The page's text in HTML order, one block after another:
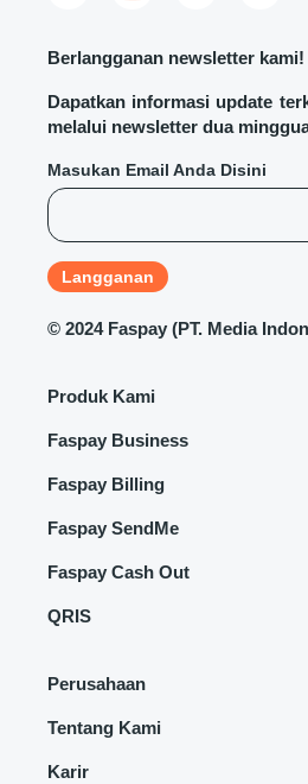
Berlangganan newsletter kami!
Dapatkan informasi update
melalui newsletter dua
Masukan Email Anda Disini
© 2024 Faspay (PT. Media
Produk Kami
Faspay Business
Faspay Billing
Faspay SendMe
Faspay Cash Out
QRIS
Perusahaan
Tentang Kami
Karir